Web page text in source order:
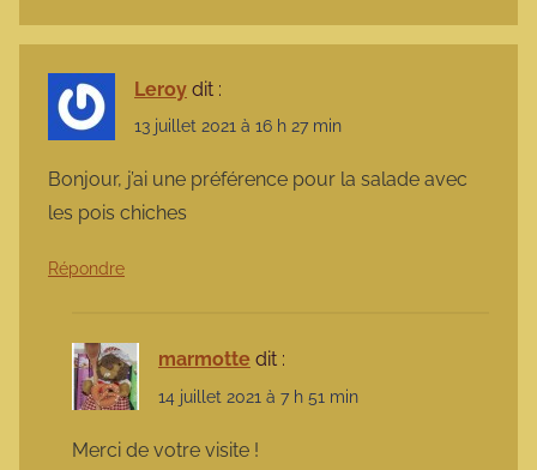
Leroy dit :
13 juillet 2021 à 16 h 27 min
Bonjour, j’ai une préférence pour la salade avec
les pois chiches
Répondre
marmotte dit :
14 juillet 2021 à 7 h 51 min
Merci de votre visite !